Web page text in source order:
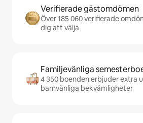
Verifierade gästomdömen
Över 185 060 verifierade
dig att välja
Familjevänliga
4 350 boenden erbjuder extra
barnvänliga bekvämligheter